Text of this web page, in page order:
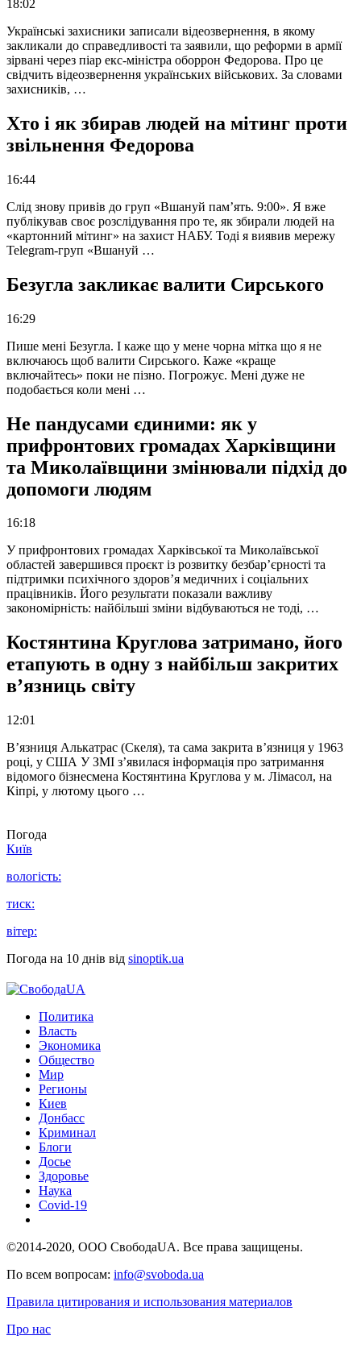
18:02
Українські захисники записали відеозвернення, в якому
закликали до справедливості та заявили, що реформи в армії
зірвані через піар екс-міністра оборрон Федорова. Про це
свідчить відеозвернення українських військових. За словами
захисників, …
Хто і як збирав людей на мітинг проти
звільнення Федорова
16:44
Слід знову привів до груп «Вшануй пам’ять. 9:00». Я вже
публікував своє розслідування про те, як збирали людей на
«картонний мітинг» на захист НАБУ. Тоді я виявив мережу
Telegram-груп «Вшануй …
Безугла закликає валити Сирського
16:29
Пише мені Безугла. І каже що у мене чорна мітка що я не
включаюсь щоб валити Сирського. Каже «краще
включайтесь» поки не пізно. Погрожує. Мені дуже не
подобається коли мені …
Не пандусами єдиними: як у
прифронтових громадах Харківщини
та Миколаївщини змінювали підхід до
допомоги людям
16:18
У прифронтових громадах Харківської та Миколаївської
областей завершився проєкт із розвитку безбар’єрності та
підтримки психічного здоров’я медичних і соціальних
працівників. Його результати показали важливу
закономірність: найбільші зміни відбуваються не тоді, …
Костянтина Круглова затримано, його
етапують в одну з найбільш закритих
в’язниць світу
12:01
В’язниця Алькатрас (Скеля), та сама закрита в’язниця у 1963
році, у США У ЗМІ з’явилася інформація про затримання
відомого бізнесмена Костянтина Круглова у м. Лімасол, на
Кіпрі, у лютому цього …
Погода
Київ
вологість:
тиск:
вітер:
Погода на 10 днів від sinoptik.ua
Политика
Власть
Экономика
Общество
Мир
Регионы
Киев
Донбасс
Криминал
Блоги
Досье
Здоровье
Наука
Covid-19
©2014-2020, ООО СвободаUA. Все права защищены.
По всем вопросам: info@svoboda.ua
Правила цитирования и использования материалов
Про нас